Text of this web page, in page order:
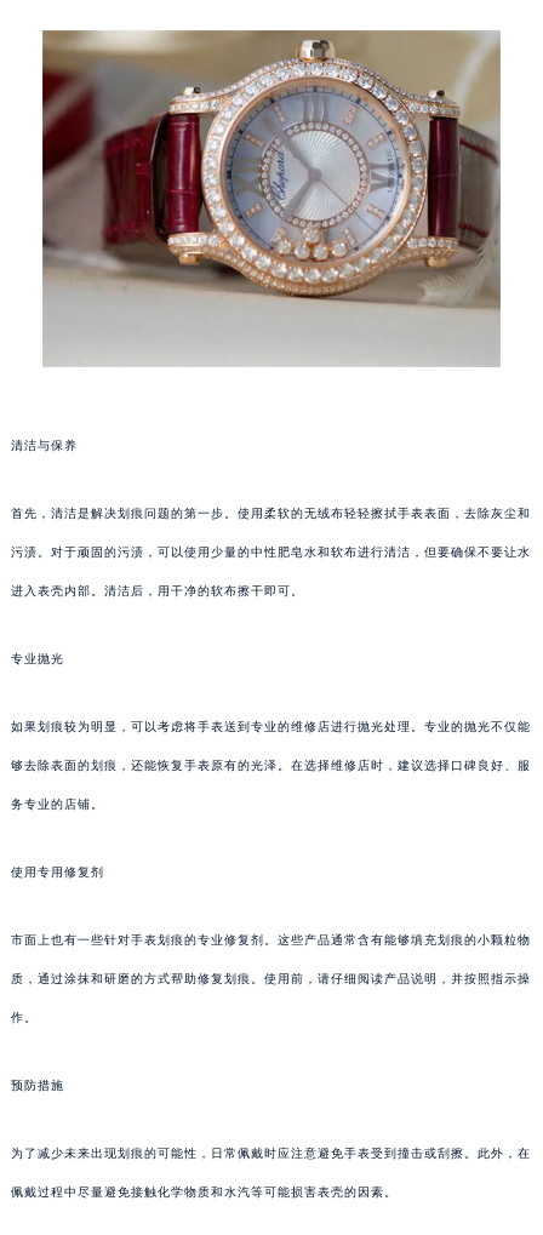
清洁与保养
首先，清洁是解决划痕问题的第一步。使用柔软的无绒布轻轻擦拭手表表面，去除灰尘和
污渍。对于顽固的污渍，可以使用少量的中性肥皂水和软布进行清洁，但要确保不要让水
进入表壳内部。清洁后，用干净的软布擦干即可。
专业抛光
如果划痕较为明显，可以考虑将手表送到专业的维修店进行抛光处理。专业的抛光不仅能
够去除表面的划痕，还能恢复手表原有的光泽。在选择维修店时，建议选择口碑良好、服
务专业的店铺。
使用专用修复剂
市面上也有一些针对手表划痕的专业修复剂。这些产品通常含有能够填充划痕的小颗粒物
质，通过涂抹和研磨的方式帮助修复划痕。使用前，请仔细阅读产品说明，并按照指示操
作。
预防措施
为了减少未来出现划痕的可能性，日常佩戴时应注意避免手表受到撞击或刮擦。此外，在
佩戴过程中尽量避免接触化学物质和水汽等可能损害表壳的因素。